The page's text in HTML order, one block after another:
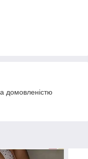
домовленістю